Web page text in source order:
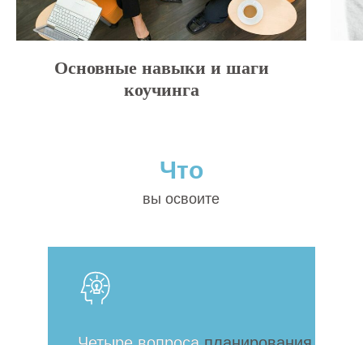
Основные навыки и шаги
коучинга
Что
вы освоите